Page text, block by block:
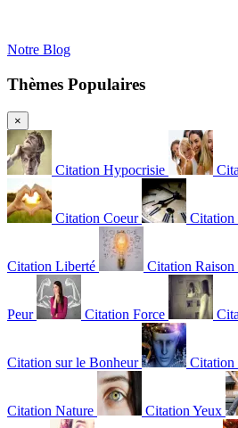
Notre Blog
Thèmes Populaires
×
Citation Hypocrisie
Citation Coeur Citation
Citation Liberté Citation Raison
Peur Citation Force
Citation sur le Bonheur Citation
Citation Nature Citation Yeux